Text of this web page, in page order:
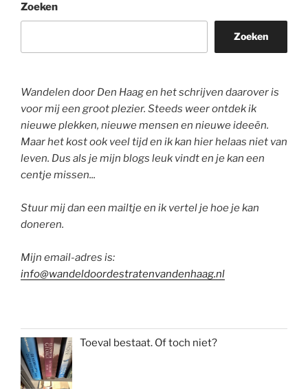
Zoeken
Zoeken
Wandelen door Den Haag en het schrijven daarover is
voor mij een groot plezier. Steeds weer ontdek ik
nieuwe plekken, nieuwe mensen en nieuwe ideeën.
Maar het kost ook veel tijd en ik kan hier helaas niet van
leven. Dus als je mijn blogs leuk vindt en je kan een
centje missen...
Stuur mij dan een mailtje en ik vertel je hoe je kan
doneren.
Mijn email-adres is:
info@wandeldoordestratenvandenhaag.nl
Toeval bestaat. Of toch niet?